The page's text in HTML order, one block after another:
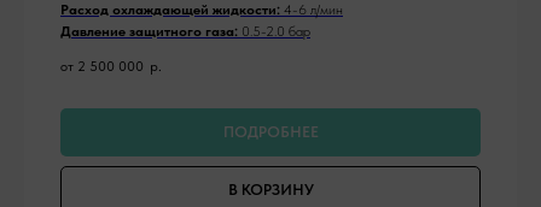
Расход охлаждающей жидкости: 4-6 л/мин
Давление защитного газа: 0.5-2.0 бар
от 2 500 000 р.
ПОДРОБНЕЕ
В КОРЗИНУ